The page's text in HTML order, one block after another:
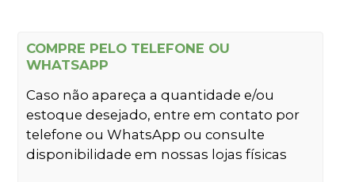
COMPRE PELO TELEFONE OU
WHATSAPP
Caso não apareça a quantidade e/ou
estoque desejado, entre em contato por
telefone ou WhatsApp ou consulte
disponibilidade em nossas lojas físicas